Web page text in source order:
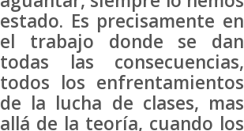
estado. Es precisamente en
el trabajo donde se dan
todas las consecuencias,
todos los enfrentamientos
de la lucha de clases, mas
allá de la teoría, cuando los